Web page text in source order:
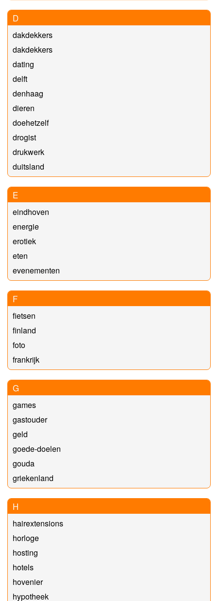
D
dakdekkers
dakdekkers
dating
delft
denhaag
dieren
doehetzelf
drogist
drukwerk
duitsland
E
eindhoven
energie
erotiek
eten
evenementen
F
fietsen
finland
foto
frankrijk
G
games
gastouder
geld
goede-doelen
gouda
griekenland
H
hairextensions
horloge
hosting
hotels
hovenier
hypotheek